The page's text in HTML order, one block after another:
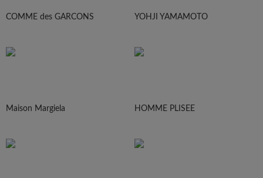
COMME des GARCONS YOHJI YAMAMOTO
Maison Margiela HOMME PLISEE